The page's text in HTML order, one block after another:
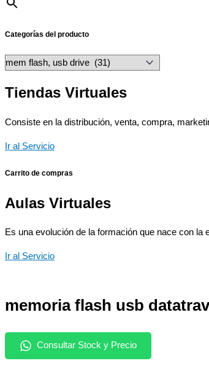
Categorías del producto
Tiendas Virtuales
Consiste en la distribución, venta, compra,
Ir al Servicio
Carrito de compras
Aulas Virtuales
Es una evolución de la formación que nace con
Ir al Servicio
memoria flash usb
Consultar Stock y Precio